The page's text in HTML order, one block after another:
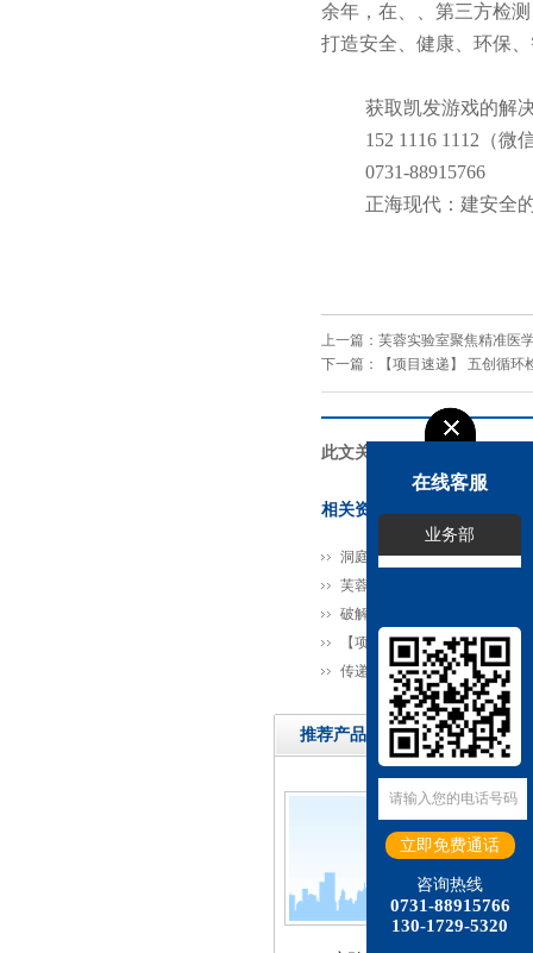
余年，在、、第三方检
打造安全、健康、环保
获取凯发游戏的解
152 1116 1112（微
0731-88915766
正海现代：建安全
上一篇： 芙蓉实验室聚焦精准医
下一篇：
【项目速递】 五创循
此文关键词：
相关资讯
洞庭实验室瞄准食品关键核心
芙蓉实验室聚焦精准医学开展
破解“种子遗传密码” 岳麓山
【项目速递】 五创循环检测
传递信任 服务发展——正海现
推荐产品
在线客服
业务部
咨询热线
0731-88915766
130-1729-5320